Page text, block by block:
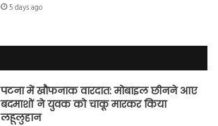
5 days ago
पटना में खौफनाक वारदात: मोबाइल छीनने आए
बदमाशों ने युवक को चाकू मारकर किया
लहूलुहान